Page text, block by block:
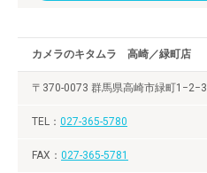
カメラのキタムラ 高崎／緑町店
〒370-0073 群馬県高崎市緑町1−2−3
027-365-5780
027-365-5781